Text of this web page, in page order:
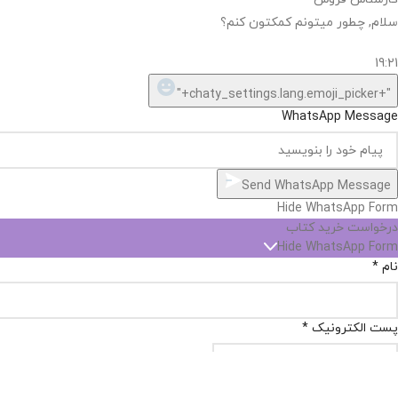
سلام, چطور میتونم کمکتون کنم؟
19:21
"+chaty_settings.lang.emoji_picker+"
WhatsApp Message
Send WhatsApp Message
Hide WhatsApp Form
درخواست خرید کتاب
Hide WhatsApp Form
نام *
پست الکترونیک *